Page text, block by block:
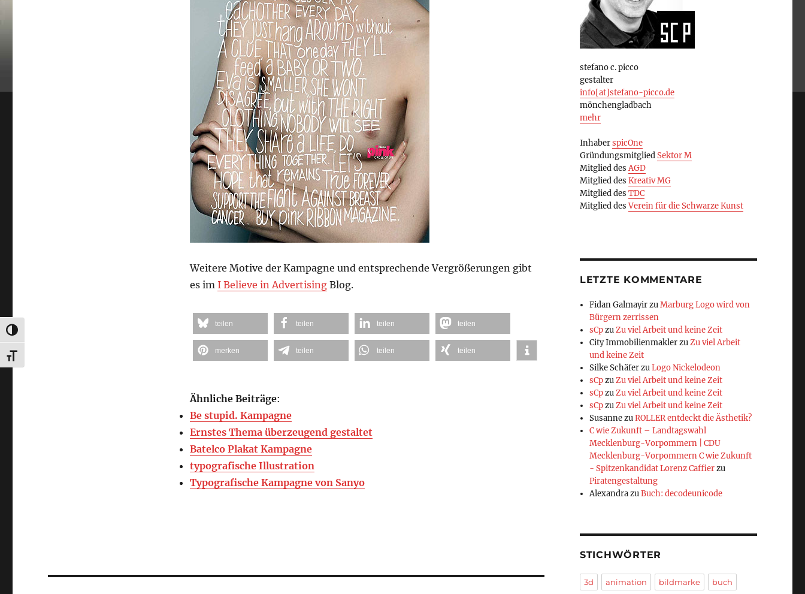
UMSCHALTEN AUF HOHE KONTRASTE
SCHRIFT VERGRÖSSERN
Weitere Motive der Kampagne und entsprechende Vergrößerungen gibt
es im I Believe in AdvertisingBlog.
teilen teilen teilen teilen
merken teilen teilen teilen
Ähnliche Beiträge:
Be stupid. Kampagne
Ernstes Thema überzeugend gestaltet
Batelco Plakat Kampagne
typografische Illustration
Typografische Kampagne von Sanyo
stefano c. picco
gestalter
info[at]stefano-picco.de
mönchengladbach
mehr
InhaberspicOne
GründungsmitgliedSektor M
Mitglied desAGD
Mitglied des Kreativ MG
Mitglied des TDC
Mitglied desVerein für die Schwarze Kunst
LETZTE KOMMENTARE
Fidan GalmayirzuMarburg Logo wird von
Bürgern zerrissen
sCpzuZu viel Arbeit und keine Zeit
City ImmobilienmaklerzuZu viel Arbeit
und keine Zeit
Silke SchäferzuLogo Nickelodeon
sCpzuZu viel Arbeit und keine Zeit
sCpzuZu viel Arbeit und keine Zeit
sCpzuZu viel Arbeit und keine Zeit
SusannezuROLLER entdeckt die Ästhetik?
C wie Zukunft – Landtagswahl
Mecklenburg-Vorpommern | CDU
Mecklenburg-Vorpommern C wie Zukunft
- Spitzenkandidat Lorenz Caffierzu
Piratengestaltung
AlexandrazuBuch: decodeunicode
STICHWÖRTER
3d animation bildmarke buch